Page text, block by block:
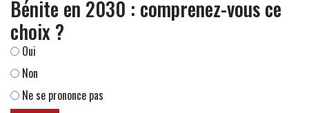
Bénite en 2030 : comprenez-vous ce
choix ?
Oui
Non
Ne se prononce pas